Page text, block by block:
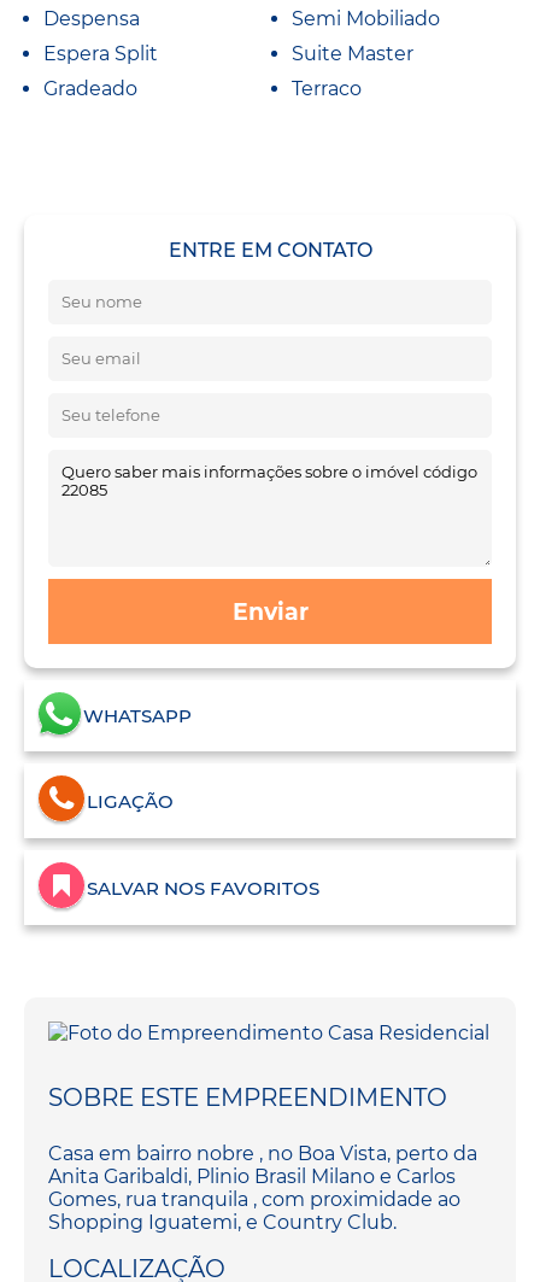
Despensa
Espera Split
Gradeado
Semi Mobiliado
Suite Master
Terraco
ENTRE EM CONTATO
Enviar
WHATSAPP
LIGAÇÃO
SALVAR NOS FAVORITOS
SOBRE ESTE EMPREENDIMENTO
Casa em bairro nobre , no Boa Vista, perto da
Anita Garibaldi, Plinio Brasil Milano e Carlos
Gomes, rua tranquila , com proximidade ao
Shopping Iguatemi, e Country Club.
LOCALIZAÇÃO